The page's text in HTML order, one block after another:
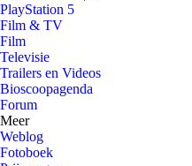
PlayStation 5
Film & TV
Film
Televisie
Trailers en Videos
Bioscoopagenda
Forum
Meer
Weblog
Fotoboek